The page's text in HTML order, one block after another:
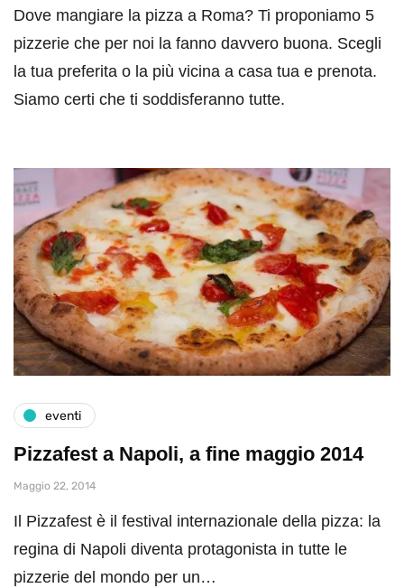
Dove mangiare la pizza a Roma? Ti proponiamo 5
pizzerie che per noi la fanno davvero buona. Scegli
la tua preferita o la più vicina a casa tua e prenota.
Siamo certi che ti soddisferanno tutte.
eventi
Pizzafest a Napoli, a fine maggio 2014
Maggio 22, 2014
Il Pizzafest è il festival internazionale della pizza: la
regina di Napoli diventa protagonista in tutte le
pizzerie del mondo per un…